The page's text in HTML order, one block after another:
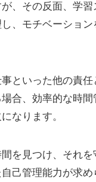
、その反面、学
、モチベーショ
といった他の責任
合、効率的な時
なります。
を見つけ、それを
己管理能力が求め